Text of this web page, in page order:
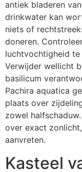
antiek bladeren
drinkwater kan
niets of
doneren.
luchtvochtigheid
Verwijder wellicht
basilicum
Pachira aquatica
plaats over
zowel
over exact
aanvreten.
Kasteel